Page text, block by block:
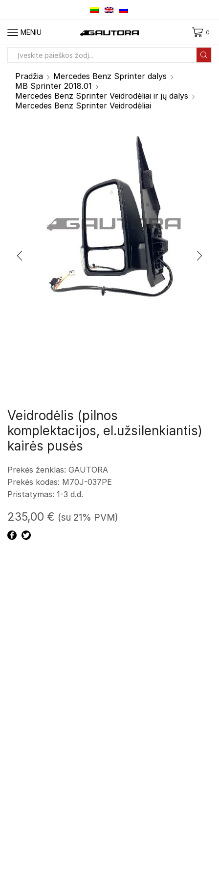
MENIU 0
Pradžia
Mercedes Benz Sprinter dalys
MB Sprinter 2018.01
Mercedes Benz Sprinter Veidrodėliai ir jų dalys
Mercedes Benz Sprinter Veidrodėliai
Veidrodėlis (pilnos
komplektacijos, el.užsilenkiantis)
kairės pusės
Prekės ženklas: GAUTORA
Prekės kodas: M70J-037PE
Pristatymas: 1-3 d.d.
235,00 € (su 21% PVM)